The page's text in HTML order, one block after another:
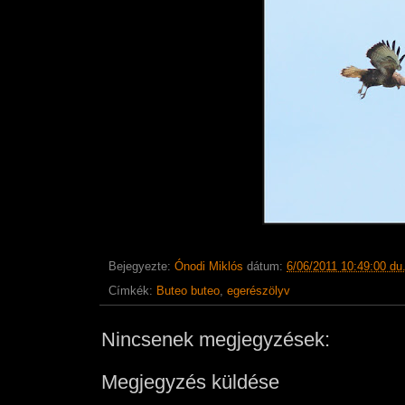
Bejegyezte: Ónodi Miklós dátum: 6/06/2011 10:49:00 du.
Címkék: Buteo buteo egerészölyv
Nincsenek megjegyzések:
Megjegyzés küldése